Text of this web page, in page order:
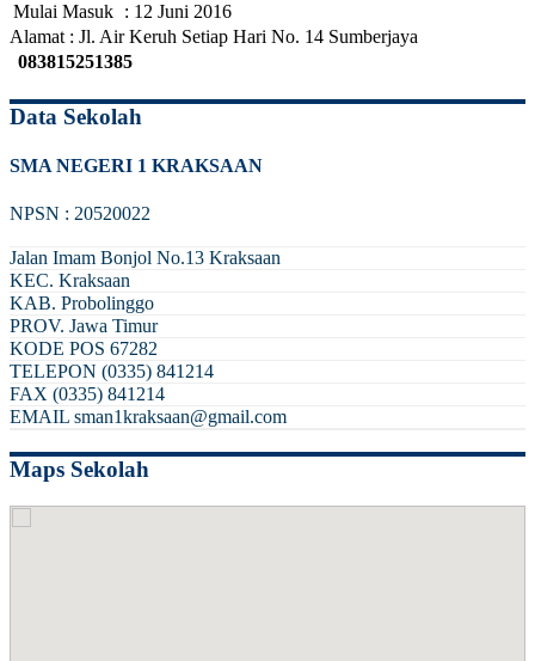
Mulai Masuk : 12 Juni 2016
Alamat : Jl. Air Keruh Setiap Hari No. 14 Sumberjaya
083815251385
Data Sekolah
SMA NEGERI 1 KRAKSAAN
NPSN : 20520022
Jalan Imam Bonjol No.13 Kraksaan
KEC. Kraksaan
KAB. Probolinggo
PROV. Jawa Timur
KODE POS 67282
TELEPON (0335) 841214
FAX (0335) 841214
EMAIL sman1kraksaan@gmail.com
Maps Sekolah